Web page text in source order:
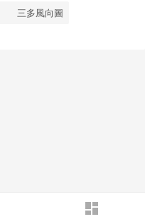
dashboard
三多風向圖